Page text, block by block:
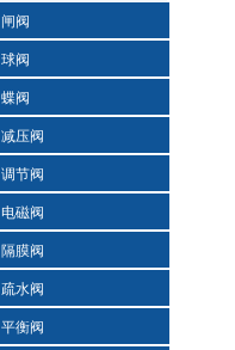
闸阀
球阀
蝶阀
减压阀
调节阀
电磁阀
隔膜阀
疏水阀
平衡阀